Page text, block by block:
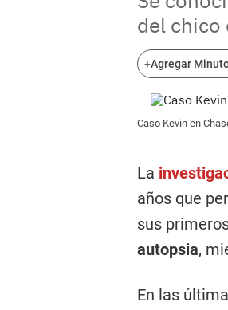
del chico
+Agregar
Caso Kevin en
La
años que
sus
autopsia,
En las